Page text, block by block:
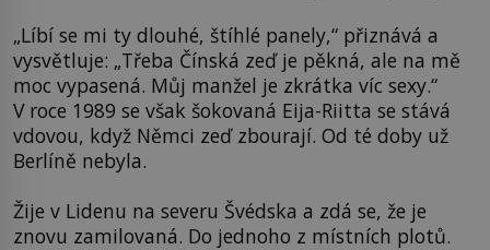
„Líbí se mi ty dlouhé, štíhlé panely,“ přiznává a
vysvětluje: „Třeba Čínská zeď je pěkná, ale na mě
moc vypasená. Můj manžel je zkrátka víc sexy.“
V roce 1989 se však šokovaná Eija-Riitta se stává
vdovou, když Němci zeď zbourají. Od té doby už
Berlíně nebyla.
Žije v Lidenu na severu Švédska a zdá se, že je
znovu zamilovaná. Do jednoho z místních plotů.